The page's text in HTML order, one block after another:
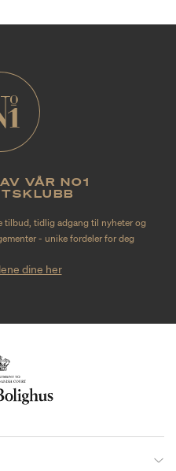
VÅR NO1
tilbud, tidlig adgang til nyheter og
- unike fordeler for deg
dine her